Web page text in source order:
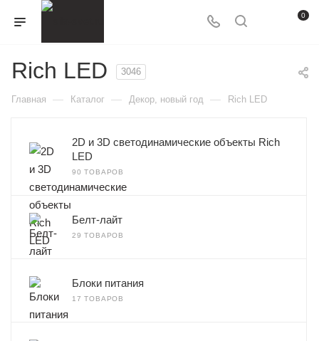
0
Rich LED 3046
Главная — Каталог — Декор, новый год — Rich LED
2D и 3D cветодинамические объекты Rich
LED
90 ТОВАРОВ
Белт-лайт
29 ТОВАРОВ
Блоки питания
17 ТОВАРОВ